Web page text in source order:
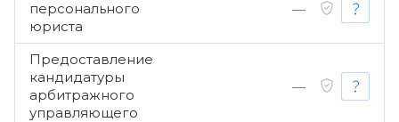
персонального
юриста
—
Предоставление
кандидатуры
арбитражного
управляющего
—